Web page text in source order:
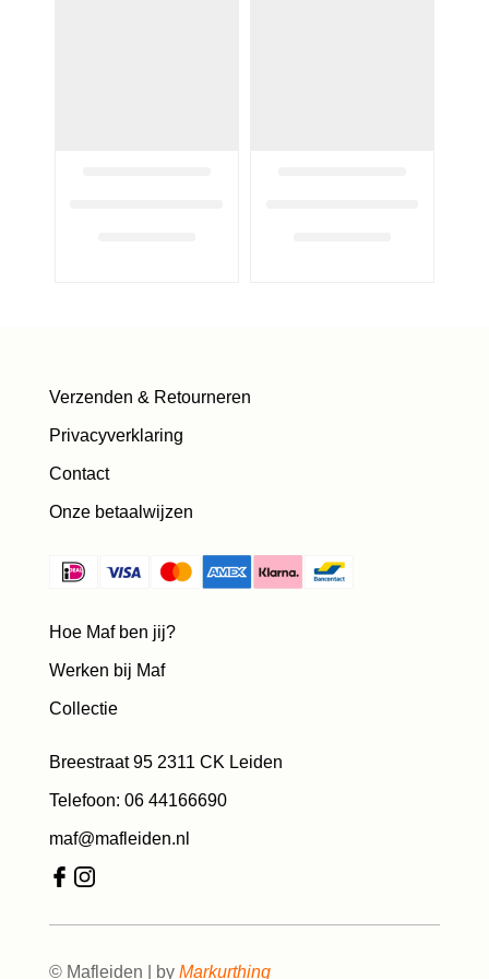
Verzenden & Retourneren
Privacyverklaring
Contact
Onze betaalwijzen
Hoe Maf ben jij?
Werken bij Maf
Collectie
Breestraat 95 2311 CK Leiden
Telefoon: 06 44166690
maf@mafleiden.nl
© Mafleiden | by Markurthing